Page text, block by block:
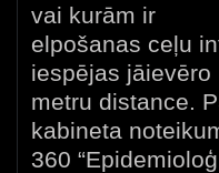
vai kurām ir
elpošanas ceļu
iespējas jāievēro
metru distance.
kabineta
360